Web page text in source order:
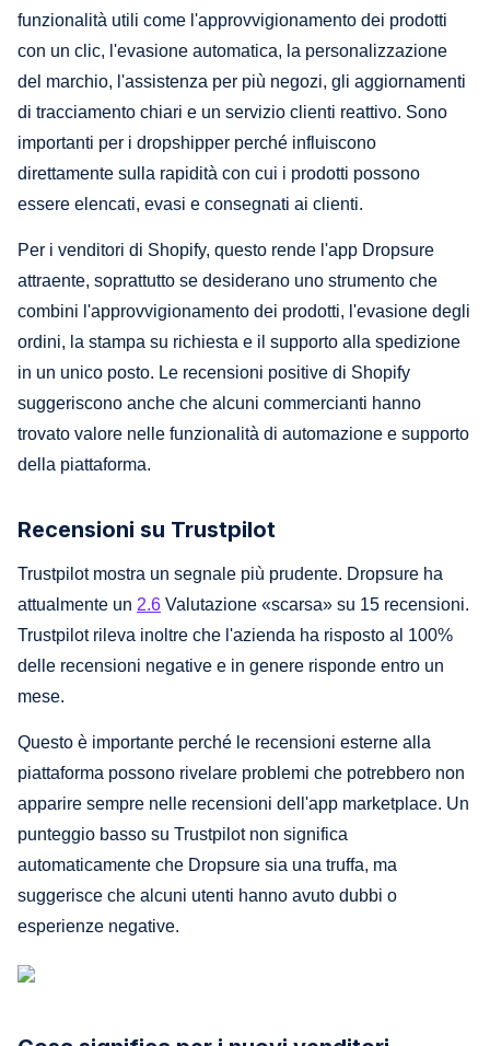
funzionalità utili come l'approvvigionamento dei prodotti
con un clic, l'evasione automatica, la personalizzazione
del marchio, l'assistenza per più negozi, gli aggiornamenti
di tracciamento chiari e un servizio clienti reattivo. Sono
importanti per i dropshipper perché influiscono
direttamente sulla rapidità con cui i prodotti possono
essere elencati, evasi e consegnati ai clienti.
Per i venditori di Shopify, questo rende l'app Dropsure
attraente, soprattutto se desiderano uno strumento che
combini l'approvvigionamento dei prodotti, l'evasione degli
ordini, la stampa su richiesta e il supporto alla spedizione
in un unico posto. Le recensioni positive di Shopify
suggeriscono anche che alcuni commercianti hanno
trovato valore nelle funzionalità di automazione e supporto
della piattaforma.
Recensioni su Trustpilot
Trustpilot mostra un segnale più prudente. Dropsure ha
attualmente un 2.6 Valutazione «scarsa» su 15 recensioni.
Trustpilot rileva inoltre che l'azienda ha risposto al 100%
delle recensioni negative e in genere risponde entro un
mese.
Questo è importante perché le recensioni esterne alla
piattaforma possono rivelare problemi che potrebbero non
apparire sempre nelle recensioni dell'app marketplace. Un
punteggio basso su Trustpilot non significa
automaticamente che Dropsure sia una truffa, ma
suggerisce che alcuni utenti hanno avuto dubbi o
esperienze negative.